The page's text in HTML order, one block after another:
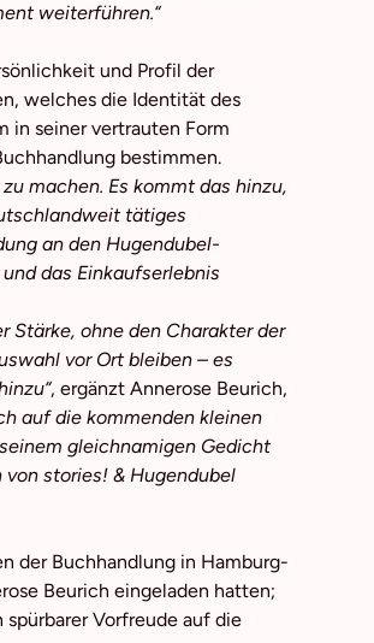
weiterführen.“
und Profil der
welches die Identität des
in seiner vertrauten Form
bestimmen.
machen. Es kommt das hinzu,
tätiges
an den Hugendubel-
das Einkaufserlebnis
Stärke, ohne den Charakter der
vor Ort bleiben – es
, ergänzt Annerose Beurich,
auf die kommenden kleinen
gleichnamigen Gedicht
stories! & Hugendubel
der Buchhandlung in Hamburg-
Beurich eingeladen hatten;
Vorfreude auf die